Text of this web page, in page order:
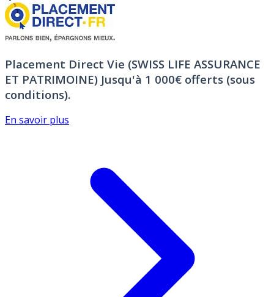
Placement Direct Vie (SWISS LIFE ASSURANCE
ET PATRIMOINE) Jusqu'à 1 000€ offerts (sous
conditions).
En savoir plus